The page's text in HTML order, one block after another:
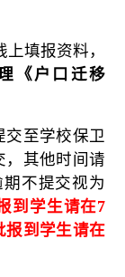
填报资料，
《户口迁移
交至学校保卫
，其他时间请
期不提交视为
到学生请在7
报到学生请在